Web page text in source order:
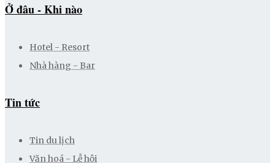
Ở đâu - Khi nào
Hotel - Resort
Nhà hàng - Bar
Tin tức
Tin du lịch
Văn hoá - Lễ hội